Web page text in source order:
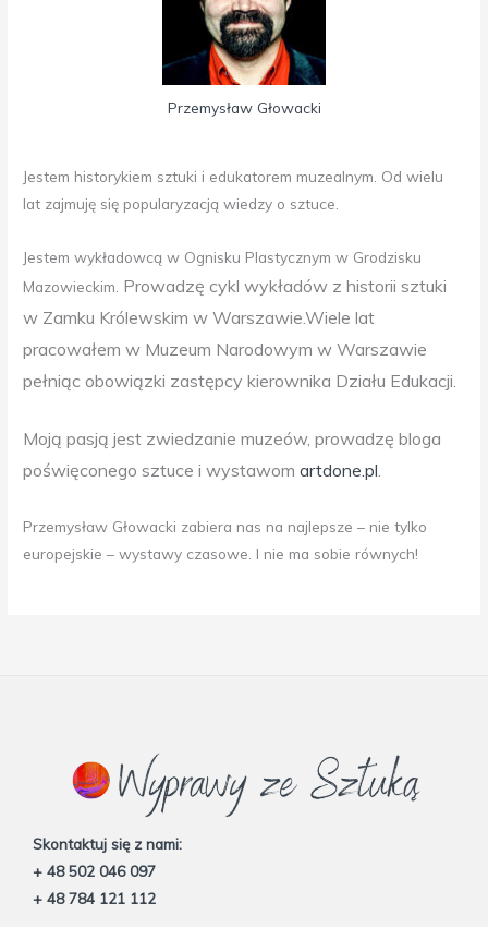
Przemysław Głowacki
Jestem historykiem sztuki i edukatorem muzealnym. Od wielu
lat zajmuję się popularyzacją wiedzy o sztuce.
Jestem wykładowcą w Ognisku Plastycznym w Grodzisku
Mazowieckim. Prowadzę cykl wykładów z historii sztuki
w Zamku Królewskim w Warszawie.Wiele lat
pracowałem w Muzeum Narodowym w Warszawie
pełniąc obowiązki zastępcy kierownika Działu Edukacji.
Moją pasją jest zwiedzanie muzeów, prowadzę bloga
poświęconego sztuce i wystawomartdone.pl
Przemysław Głowacki zabiera nas na najlepsze – nie tylko
europejskie – wystawy czasowe. I nie ma sobie równych!
Skontaktuj się z nami:
+ 48 502 046 097
+ 48 784 121 112